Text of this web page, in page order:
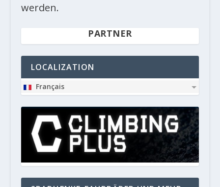
werden.
PARTNER
LOCALIZATION
Français